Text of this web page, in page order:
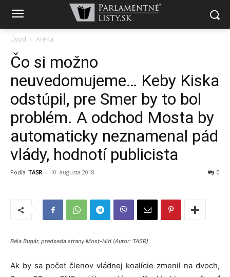
Úvod Aréna
Čo si možno
neuvedomujeme… Keby Kiska
odstúpil, pre Smer by to bol
problém. A odchod Mosta by
automaticky neznamenal pád
vlády, hodnotí publicista
Podľa TASR - 10. augusta 2018 0
Béla Bugár, predseda strany Most-Híd (Autor: TASR)
Ak by sa počet členov vládnej koalície zmenil na dvoch,